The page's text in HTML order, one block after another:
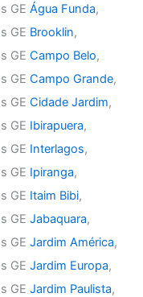
GEÁgua Funda,
GE Brooklin,
GECampo Belo,
GECampo Grande,
GECidade Jardim,
GE Ibirapuera,
GE Interlagos,
GE Ipiranga,
GE Itaim Bibi,
GEJabaquara,
GEJardim América,
GEJardim Europa,
GEJardim Paulista,